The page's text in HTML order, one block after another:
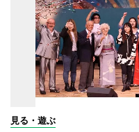
見る・遊ぶ